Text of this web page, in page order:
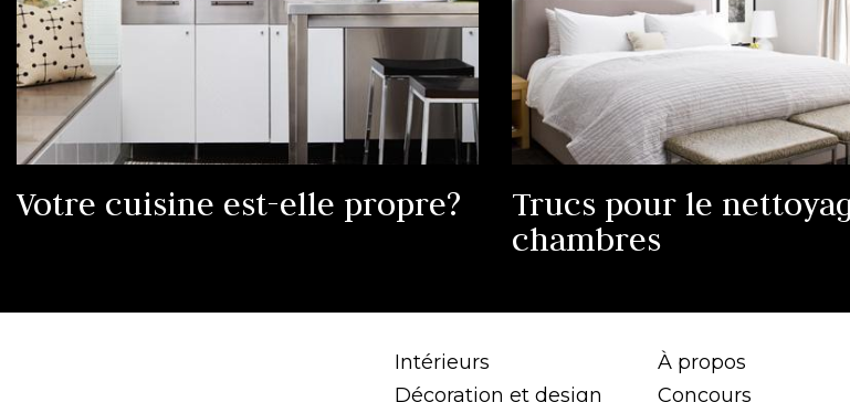
Votre cuisine est-elle propre?
Trucs pour le
chambres
Intérieurs
Décoration et design
À propos
Concours